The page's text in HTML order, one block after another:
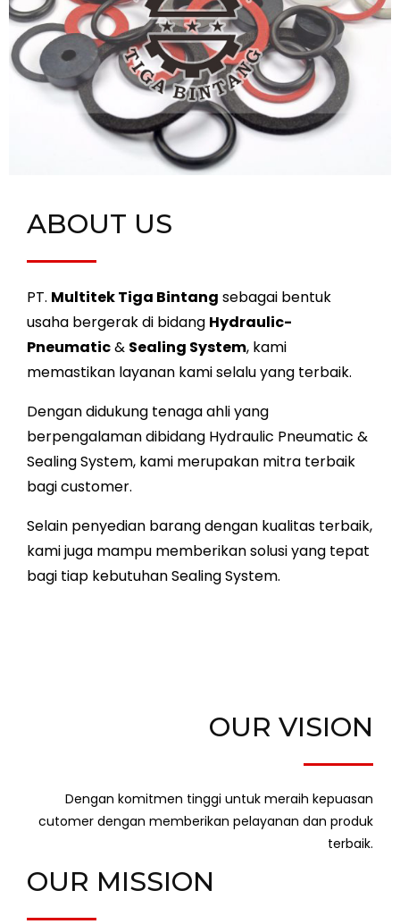
ABOUT US
PT. Multitek Tiga Bintang sebagai bentuk
usaha bergerak di bidang Hydraulic-
Pneumatic& Sealing System, kami
memastikan layanan kami selalu yang terbaik.
Dengan didukung tenaga ahli yang
berpengalaman dibidang Hydraulic Pneumatic &
Sealing System, kami merupakan mitra terbaik
bagi customer.
Selain penyedian barang dengan kualitas terbaik,
kami juga mampu memberikan solusi yang tepat
bagi tiap kebutuhan Sealing System.
OUR VISION
Dengan komitmen tinggi untuk meraih kepuasan
cutomer dengan memberikan pelayanan dan produk
terbaik.
OUR MISSION